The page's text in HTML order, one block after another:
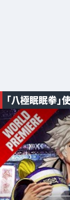
「八極眠眠拳」